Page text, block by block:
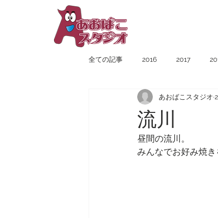
全ての記事 2016 2017
流川
あおばこスタジオ
昼間の流川。
みんなでお好み焼